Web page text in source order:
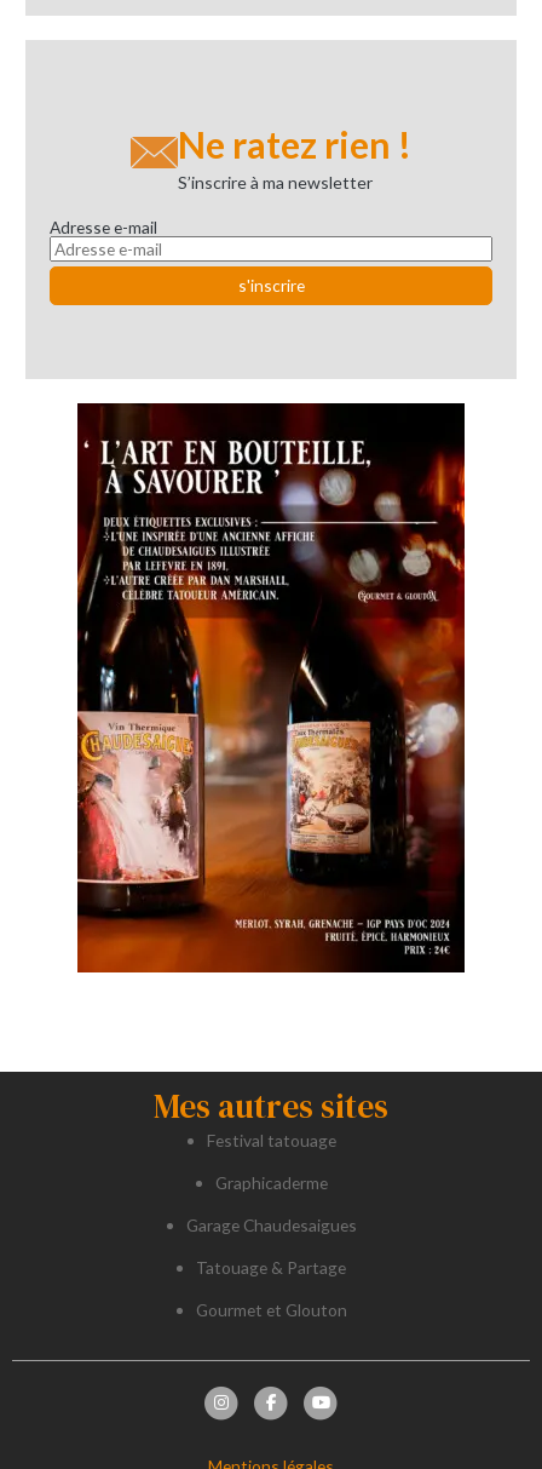
Ne ratez rien !
S’inscrire à ma newsletter
Adresse e-mail
Mes autres sites
Festival tatouage
Graphicaderme
Garage Chaudesaigues
Tatouage & Partage
Gourmet et Glouton